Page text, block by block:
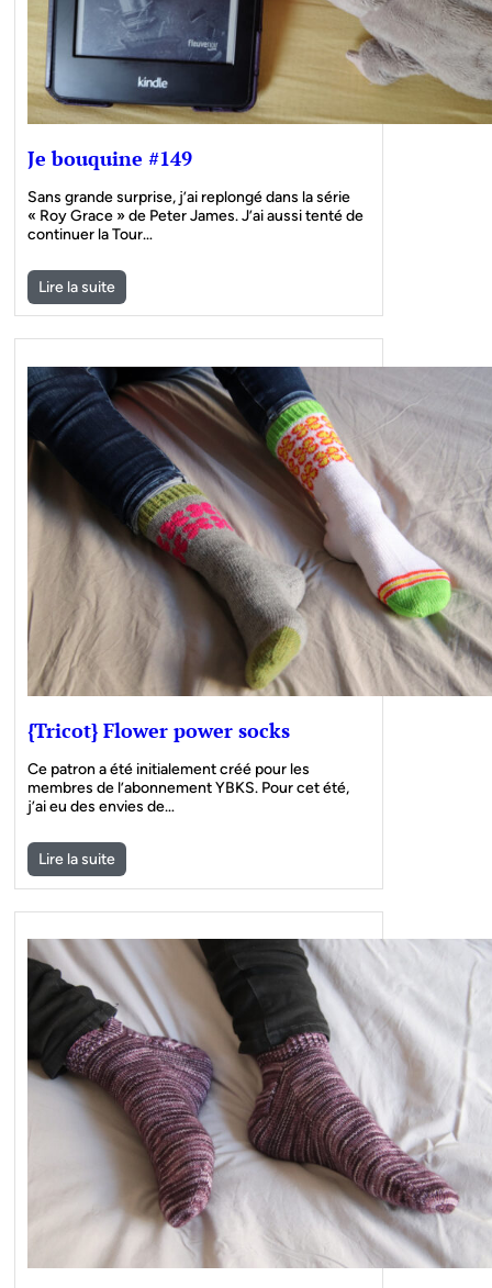
Je bouquine #149
Sans grande surprise, j’ai replongé dans la série
« Roy Grace » de Peter James. J’ai aussi tenté de
continuer la Tour…
Lire la suite
{Tricot} Flower power socks
Ce patron a été initialement créé pour les
membres de l’abonnement YBKS. Pour cet été,
j’ai eu des envies de…
Lire la suite